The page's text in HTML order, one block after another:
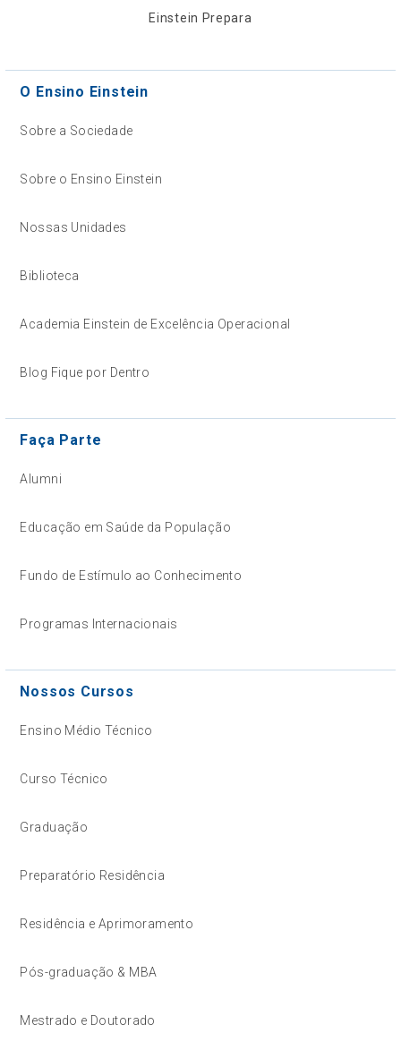
Einstein Prepara
O Ensino Einstein
Sobre a Sociedade
Sobre o Ensino Einstein
Nossas Unidades
Biblioteca
Academia Einstein de Excelência Operacional
Blog Fique por Dentro
Faça Parte
Alumni
Educação em Saúde da População
Fundo de Estímulo ao Conhecimento
Programas Internacionais
Nossos Cursos
Ensino Médio Técnico
Curso Técnico
Graduação
Preparatório Residência
Residência e Aprimoramento
Pós-graduação & MBA
Mestrado e Doutorado